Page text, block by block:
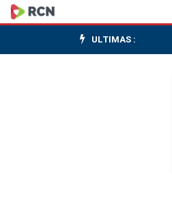
Juro
médio
ULTIMAS :